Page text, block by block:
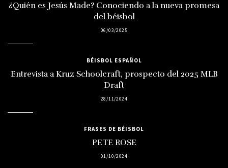
¿Quién es Jesús Made? Conociendo a la nueva promesa
del béisbol
06/03/2025
BÉISBOL ESPAÑOL
Entrevista a Kruz Schoolcraft, prospecto del 2025 MLB
Draft
28/11/2024
FRASES DE BÉISBOL
PETE ROSE
01/10/2024